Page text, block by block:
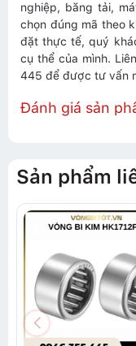
nghiệp, băng tải,
chọn đúng mã theo
đặt thực tế, quý
cụ thể của mình.
445 để được tư vấn
Đánh giá sản
Sản phẩm